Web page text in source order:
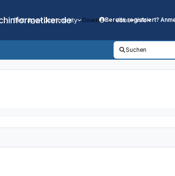
Beiträge Community DownloadsJobs Info
Bereits registriert?
Suchen